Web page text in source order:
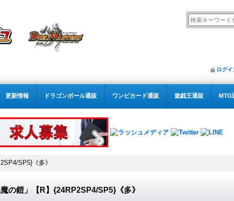
ログイ
更新情報 ドラゴンボール通販 ワンピカード通販 遊戯王通販 MTG
SP5}《多》
の鎧」【R】{24RP2SP4/SP5}《多》